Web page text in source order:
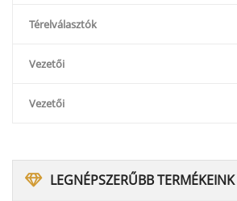
Térelválasztók
Vezetői
Vezetői
LEGNÉPSZERŰBBTERMÉKEINK